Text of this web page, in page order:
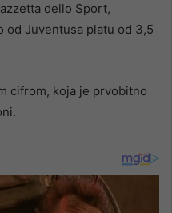
dello Sport,
od Juventusa platu od 3,5
cifrom, koja je prvobitno